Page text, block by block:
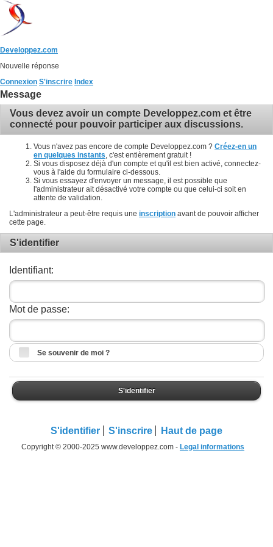
Developpez.com
Nouvelle réponse
Connexion S'inscrire Index
Message
Vous devez avoir un compte Developpez.com et être
connecté pour pouvoir participer aux discussions.
Vous n'avez pas encore de compte Developpez.com ? Créez-en un
en quelques instants , c'est entièrement gratuit !
Si vous disposez déjà d'un compte et qu'il est bien activé, connectez-
vous à l'aide du formulaire ci-dessous.
Si vous essayez d'envoyer un message, il est possible que
l'administrateur ait désactivé votre compte ou que celui-ci soit en
attente de validation.
L'administrateur a peut-être requis une inscription avant de pouvoir afficher
cette page.
S'identifier
Identifiant:
Mot de passe:
Se souvenir de moi ?
S'identifier
S'identifier S'inscrire Haut de page
Copyright © 2000-2025 www.developpez.com - Legal informations